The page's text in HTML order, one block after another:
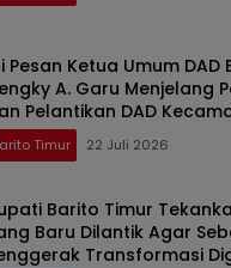
Pesan Ketua Umum DAD
A. Garu Menjelang
Pelantikan DAD
Barito Timur
Timur 22 Juli 2026
Barito Timur
Baru Dilantik Agar
Transformasi